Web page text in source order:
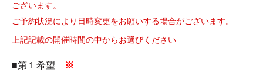
ございます。
ご予約状況により日時変更をお願いする場合がございます。
上記記載の開催時間の中からお選びください
■第１希望 ※